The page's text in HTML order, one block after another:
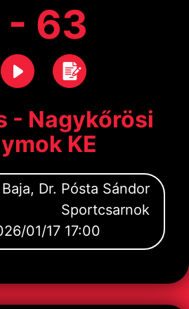
63
- Nagykőrösi
KE
Baja, Dr. Pósta Sándor
Sportcsarnok
01/17 17:00